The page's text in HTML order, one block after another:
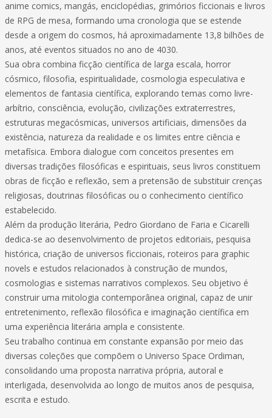
anime comics, mangás, enciclopédias, grimórios ficcionais e livros
de RPG de mesa, formando uma cronologia que se estende
desde a origem do cosmos, há aproximadamente 13,8 bilhões de
anos, até eventos situados no ano de 4030.
Sua obra combina ficção científica de larga escala, horror
cósmico, filosofia, espiritualidade, cosmologia especulativa e
elementos de fantasia científica, explorando temas como livre-
arbítrio, consciência, evolução, civilizações extraterrestres,
estruturas megacósmicas, universos artificiais, dimensões da
existência, natureza da realidade e os limites entre ciência e
metafísica. Embora dialogue com conceitos presentes em
diversas tradições filosóficas e espirituais, seus livros constituem
obras de ficção e reflexão, sem a pretensão de substituir crenças
religiosas, doutrinas filosóficas ou o conhecimento científico
estabelecido.
Além da produção literária, Pedro Giordano de Faria e Cicarelli
dedica-se ao desenvolvimento de projetos editoriais, pesquisa
histórica, criação de universos ficcionais, roteiros para graphic
novels e estudos relacionados à construção de mundos,
cosmologias e sistemas narrativos complexos. Seu objetivo é
construir uma mitologia contemporânea original, capaz de unir
entretenimento, reflexão filosófica e imaginação científica em
uma experiência literária ampla e consistente.
Seu trabalho continua em constante expansão por meio das
diversas coleções que compõem o Universo Space Ordiman,
consolidando uma proposta narrativa própria, autoral e
interligada, desenvolvida ao longo de muitos anos de pesquisa,
escrita e estudo.